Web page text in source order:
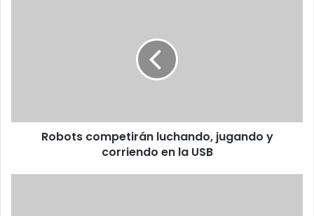
USB
Robots competirán luchando, jugando y
corriendo en la USB